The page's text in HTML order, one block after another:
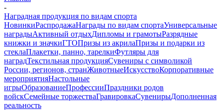
-
Наградная продукция по видам спорта
НовинкиРаспродажаНаграды по видам спортаУниверсальные
наградыАктивный отдыхДипломы и грамотыРазрядные
книжки и значкиГТОПризы из акрилаПризы и подарки из
стеклаПлакетки, панно, тарелкиФутляры для
наградТекстильная продукцияСувениры с символикой
России, регионов, странЖивотныеИскусствоКорпоративные
мероприятияНастольные
игрыОбразованиеПрофессииПраздники родов
войскСемейные торжестваГравировкаСувенирыДополненная
реальность